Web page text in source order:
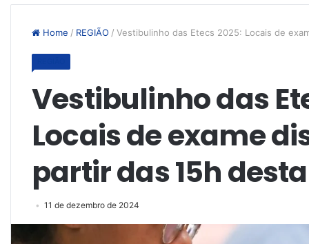
Home / REGIÃO / Vestibulinho das Etecs 2025: Locais de
Vestibulinho das
Locais de exame
partir das 15h
11 de dezembro de 2024